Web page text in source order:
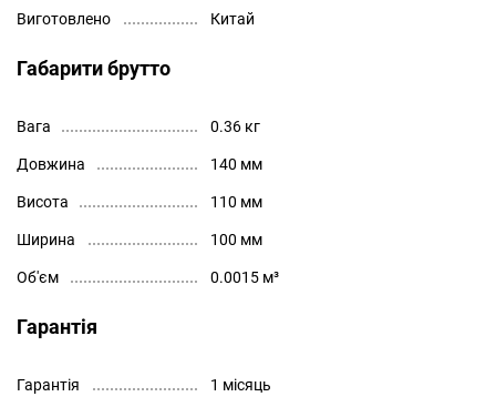
Виготовлено Китай
Габарити брутто
Вага 0.36 кг
Довжина 140 мм
Висота 110 мм
Ширина 100 мм
Об'єм 0.0015 м³
Гарантія
Гарантія 1 місяць